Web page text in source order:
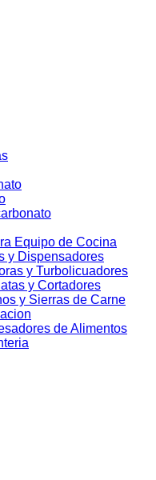
Equipo de Cocina
y Dispensadores
y Turbolicuadores
y Cortadores
y Sierras de Carne
de Alimentos